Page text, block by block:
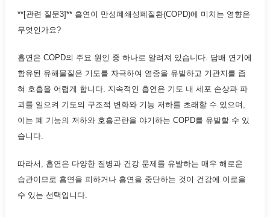
**[관련 질문3]** 흡연이 만성폐쇄성폐질환(COPD)에 미치는 영향은
무엇인가요?
흡연은 COPD의 주요 원인 중 하나로 알려져 있습니다. 담배 연기에
함유된 유해물질은 기도를 자극하여 염증을 유발하고 기관지를 좁
혀 호흡을 어렵게 합니다. 지속적인 흡연은 기도 내 세포 손상과 파
괴를 일으켜 기도의 구조적 변화와 기능 저하를 초래할 수 있으며,
이는 폐 기능의 저하와 호흡곤란을 야기하는 COPD를 유발할 수 있
습니다.
따라서, 흡연은 다양한 질병과 건강 문제를 유발하는 매우 해로운
습관이므로 흡연을 피하거나 흡연을 중단하는 것이 건강에 이로울
수 있는 선택입니다.